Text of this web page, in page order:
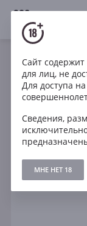
Вино
Сайт
для лиц, не
Для доступа
Сведения,
МНЕ НЕТ 18